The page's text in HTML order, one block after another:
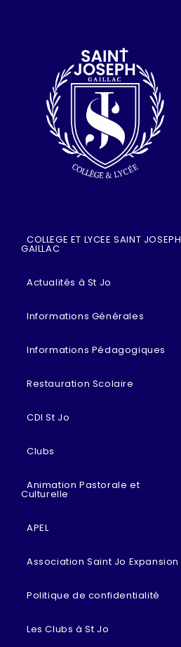
COLLEGE ET LYCEE SAINT JOSEPH
GAILLAC
Actualités à St Jo
Informations Générales
Informations Pédagogiques
Restauration Scolaire
CDI St Jo
Clubs
Animation Pastorale et
Culturelle
APEL
Association Saint Jo Expansion
Politique de confidentialité
Les Clubs à St Jo